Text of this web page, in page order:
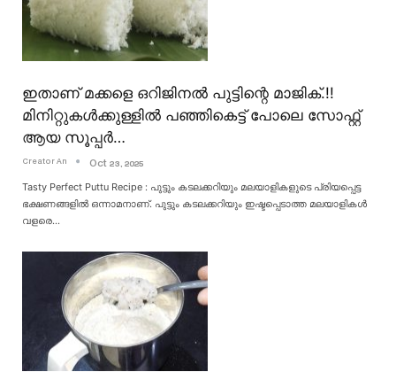
ഇതാണ് മക്കളെ ഒറിജിനൽ പുട്ടിന്റെ മാജിക്.!!
മിനിറ്റുകൾക്കുള്ളിൽ പഞ്ഞികെട്ട് പോലെ സോഫ്റ്റ്
ആയ സൂപ്പർ…
Creator An Oct 23, 2025
Tasty Perfect Puttu Recipe : പുട്ടും കടലക്കറിയും മലയാളികളുടെ പ്രിയപ്പെട്ട
ഭക്ഷണങ്ങളിൽ ഒന്നാമനാണ്. പുട്ടും കടലക്കറിയും ഇഷ്ടപ്പെടാത്ത മലയാളികൾ
വളരെ…